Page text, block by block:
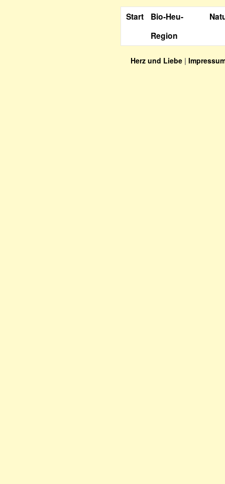
Start
Bio-Heu-
Region
Herz und Liebe |